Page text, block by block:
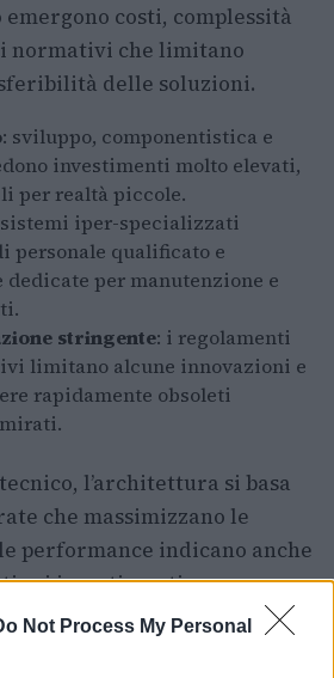
Not Process My Personal
costi, complessità
normativi che limitano
delle soluzioni.
: sviluppo, componentistica e
investimenti molto elevati,
per realtà piccole.
iper-specializzati
personale qualificato e
per manutenzione e
stringente: i regolamenti
limitano alcune innovazioni e
rapidamente obsoleti
l’architettura si basa
che massimizzano le
performance indicano anche
investimenti e